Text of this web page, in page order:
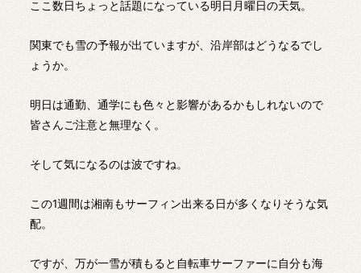
ここ数日ちょっと話題になっている明日月曜日の天気。
関東でも雪の予報が出ていますが、沿岸部はどうなるでし
ょうか。
明日は通勤、通学にも色々と影響があるかもしれないので
皆さんご注意と無理なく。
そして気になるのは波ですね。
この1週間は湘南もサーフィン出来る日が多くなりそうな気
配。
ですが、万が一雪が積もると自転車サーファーに自分も海